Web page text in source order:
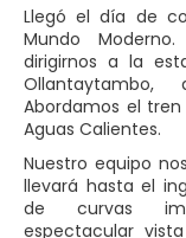
Llegó el día de
Mundo
dirigirnos a la
Abordamos el
Aguas Calientes.
Nuestro equipo
llevará hasta el
de curvas
espectacular